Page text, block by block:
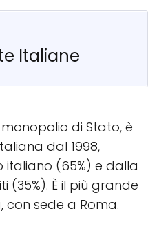
Italiane
di Stato, è
dal 1998,
(65%) e dalla
(35%). È il più grande
con sede a Roma.